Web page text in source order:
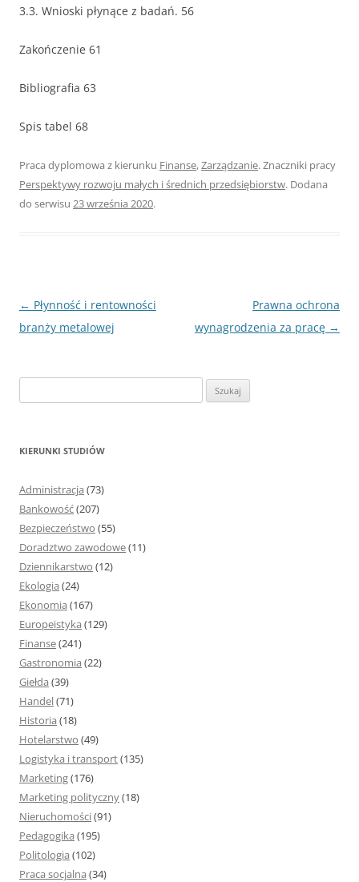
3.3. Wnioski płynące z badań. 56
Zakończenie 61
Bibliografia 63
Spis tabel 68
Praca dyplomowa z kierunku Finanse,Zarządzanie. Znaczniki pracy
Perspektywy rozwoju małych i średnich przedsiębiorstw. Dodana
do serwisu 23 września 2020.
Nawigacja
wpisu
← Płynność i rentowności
branży metalowej
Prawna ochrona
wynagrodzenia za pracę →
z
KIERUNKI STUDIÓW
Administracja (73)
Bankowość(207)
Bezpieczeństwo (55)
Doradztwo zawodowe(11)
Dziennikarstwo (12)
Ekologia (24)
Ekonomia (167)
Europeistyka (129)
Finanse(241)
Gastronomia (22)
Giełda (39)
Handel(71)
Historia (18)
Hotelarstwo (49)
Logistyka i transport(135)
Marketing(176)
Marketing polityczny(18)
Nieruchomości(91)
Pedagogika (195)
Politologia (102)
Praca socjalna (34)